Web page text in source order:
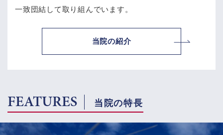
一致団結して取り組んでいます。
当院の紹介
FEATURES 当院の特長